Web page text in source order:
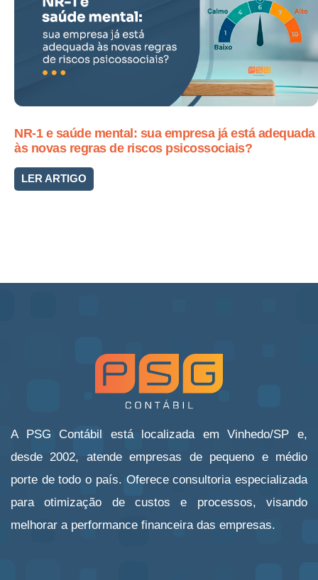
NR-1 e saúde mental: sua empresa já está adequada
às novas regras de riscos psicossociais?
LER ARTIGO
A PSG Contábil está localizada em Vinhedo/SP e,
desde 2002, atende empresas de pequeno e médio
porte de todo o país. Oferece consultoria especializada
para otimização de custos e processos, visando
melhorar a performance financeira das empresas.